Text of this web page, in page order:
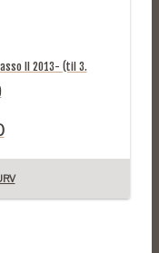
II 2013- (til 3.